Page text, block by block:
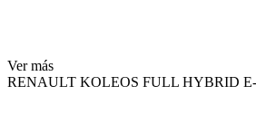
Ver más
RENAULT KOLEOS FULL HYBRID